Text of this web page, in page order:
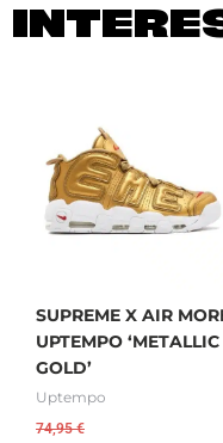
SUPREME X AIR
UPTEMPO ‘METALLIC
GOLD’
Uptempo
74,95€